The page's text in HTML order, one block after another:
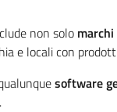
non solo
e locali con
software